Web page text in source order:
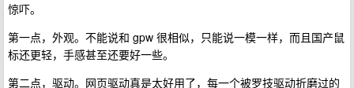
惊吓。
第一点，外观。不能说和 gpw 很相似，只能说一模一样，而且国产鼠
标还更轻，手感甚至还要好一些。
第二点，驱动。网页驱动真是太好用了，每一个被罗技驱动折磨过的